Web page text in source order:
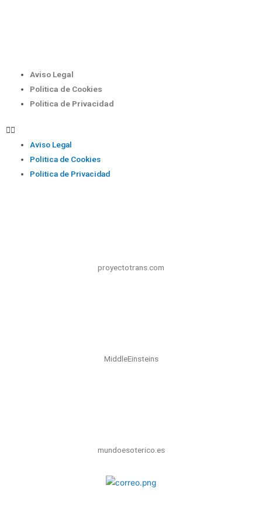
Aviso Legal
Politica de Cookies
Politica de Privacidad
Aviso Legal
Politica de Cookies
Politica de Privacidad
proyectotrans.com
MiddleEinsteins
mundoesoterico.es